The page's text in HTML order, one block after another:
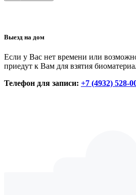
Выезд на дом
Если у Вас нет времени или
приедут к Вам для взятия
Телефон для записи: +7 (4932) 528-